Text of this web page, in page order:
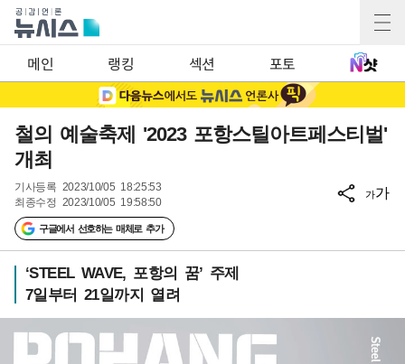
메인 랭킹 섹션 포토
철의 예술축제 '2023 포항스틸아트페스티벌'
개최
기사등록 2023/10/05 18:25:53
최종수정 2023/10/05 19:58:50
구글에서 선호하는 매체로 추가
가가
‘STEEL WAVE, 포항의 꿈’ 주제
7일부터 21일까지 열려